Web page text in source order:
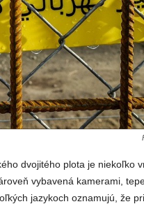
dvojitého plota je niekoľko
vybavená kamerami,
jazykoch oznamujú, že